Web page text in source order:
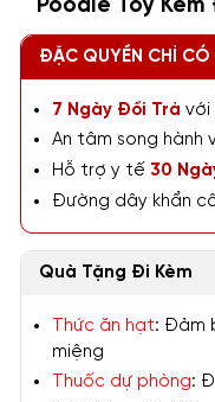
Poodle Toy Kem
ĐẶC QUYỀN CHỈ CÓ
7 Ngày Đổi Trả với
An tâm song hành
Hỗ trợ y tế 30
Đường dây khẩn
Quà Tặng Đi Kèm
Thức ăn hạt: Đảm
miệng
Thuốc dự phòng: